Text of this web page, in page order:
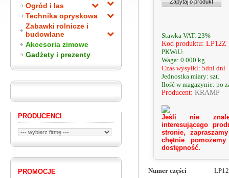
Ogród i las
Technika opryskowa
Zabawki rolnicze i
budowlane
Akcesoria zimowe
Gadżety i prezenty
PRODUCENCI
PROMOCJE
Stawka VAT: 23%
Kod produktu: LP12Z
PKWiU:
Waga: 0.000 kg
Czas wysyłki: 5dni dni
Jednostka miary: szt.
Ilość w magazynie: po
Producent: KRAMP
Jeśli nie
interesującego
stronie,
chętnie
dostępność.
Numer części